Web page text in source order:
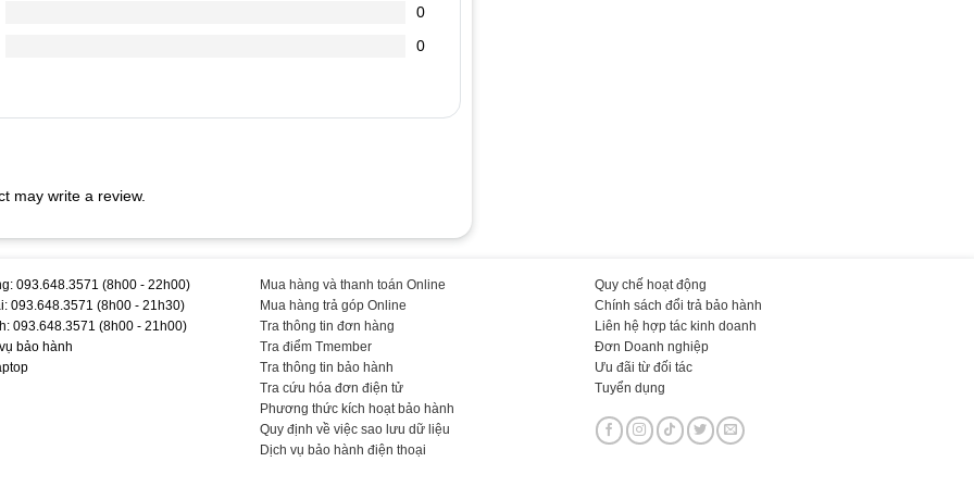
hơn.
vào Laptop (vì dòng điện đi vào sạc nó sẽ ổn định dòng
chết nguồn
0
0
may write a review.
093.648.3571 (8h00 - 22h00)
093.648.3571 (8h00 - 21h30)
093.648.3571 (8h00 - 21h00)
bảo hành
Mua hàng và thanh toán Online
Mua hàng trả góp Online
Tra thông tin đơn hàng
Tra điểm Tmember
Tra thông tin bảo hành
Tra cứu hóa đơn điện tử
Phương thức kích hoạt bảo hành
Quy định về việc sao lưu dữ liệu
Dịch vụ bảo hành điện thoại
Quy chế hoạt động
Chính sách đổi trả bảo hành
Liên hệ hợp tác kinh doanh
Đơn Doanh nghiệp
Ưu đãi từ đối tác
Tuyển dụng